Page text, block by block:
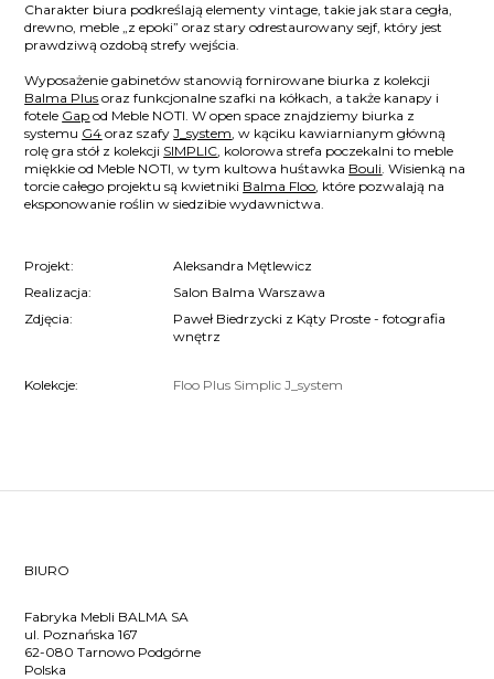
Charakter biura podkreślają elementy vintage, takie jak stara cegła,
drewno, meble „z epoki” oraz stary odrestaurowany sejf, który jest
prawdziwą ozdobą strefy wejścia.
Wyposażenie gabinetów stanowią fornirowane biurka z kolekcji
Balma Plus oraz funkcjonalne szafki na kółkach, a także kanapy i
fotele Gap od Meble NOTI. W open space znajdziemy biurka z
systemu G4 oraz szafyJ_system, w kąciku kawiarnianym główną
rolę gra stół z kolekcji SIMPLIC, kolorowa strefa poczekalni to meble
miękkie od Meble NOTI, w tym kultowa huśtawka Bouli. Wisienką na
torcie całego projektu są kwietniki Balma Floo, które pozwalają na
eksponowanie roślin w siedzibie wydawnictwa.
Projekt:
Aleksandra Mętlewicz
Realizacja:
Salon Balma Warszawa
Zdjęcia:
Paweł Biedrzycki z Kąty Proste - fotografia
wnętrz
Kolekcje: Floo Plus Simplic J_system
BIURO
Fabryka Mebli BALMA SA
ul. Poznańska 167
62-080 Tarnowo Podgórne
Polska